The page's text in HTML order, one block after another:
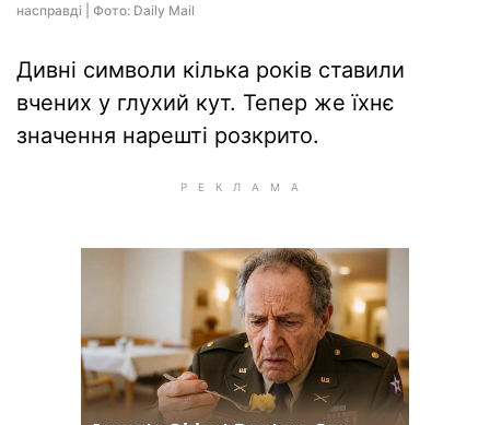
насправді | Фото: Daily Mail
Дивні символи кілька років ставили
вчених у глухий кут. Тепер же їхнє
значення нарешті розкрито.